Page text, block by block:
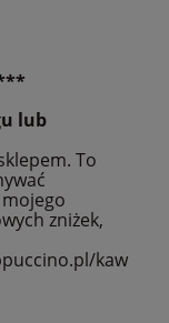
lub
To
zniżek,
kaw